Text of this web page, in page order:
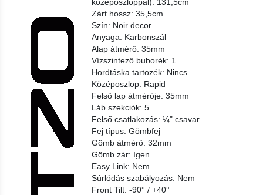
középoszloppal): 131,5cm
Zárt hossz: 35,5cm
Szín: Noir decor
Anyaga: Karbonszál
Alap átmérő: 35mm
Vízszintező buborék: 1
Hordtáska tartozék: Nincs
Középoszlop: Rapid
Felső lap átmérője: 35mm
Láb szekciók: 5
Felső csatlakozás: ¼" csavar
Fej típus: Gömbfej
Gömb átmérő: 32mm
Gömb zár: Igen
Easy Link: Nem
Súrlódás szabályozás: Nem
Front Tilt: -90° / +40°